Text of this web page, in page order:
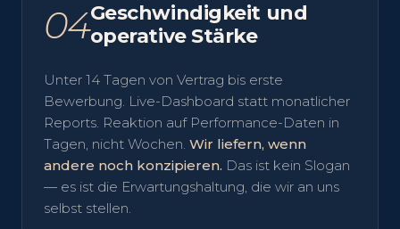
04Geschwindigkeit und
operative Stärke
Unter 14 Tagen von Vertrag bis erste
Bewerbung. Live-Dashboard statt monatlicher
Reports. Reaktion auf Performance-Daten in
Tagen, nicht Wochen. Wir liefern, wenn
andere noch konzipieren. Das ist kein Slogan
— es ist die Erwartungshaltung, die wir an uns
selbst stellen.